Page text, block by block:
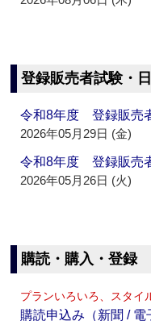
登録販売者試験・
令和8年度 登録販売
2026年05月29日 (金)
令和8年度 登録販売
2026年05月26日 (火)
購読・購入・登録
プランいろいろ、スタイ
購読申込み（新聞 / 電